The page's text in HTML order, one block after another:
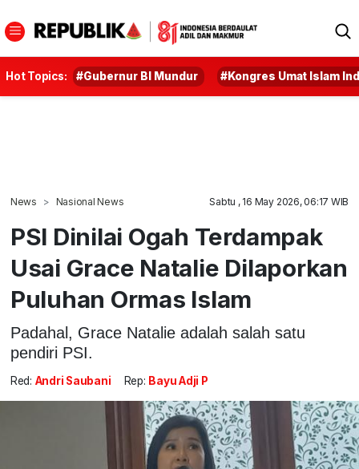
Hot Topics: #Gubernur BI Mundur #Kongres Umat Islam
News Nasional News Sabtu , 16 May 2026, 06:17 WIB
PSI Dinilai Ogah Terdampak
Usai Grace Natalie Dilaporkan
Puluhan Ormas Islam
Padahal, Grace Natalie adalah salah satu
pendiri PSI.
Red: Andri Saubani Rep: Bayu Adji P